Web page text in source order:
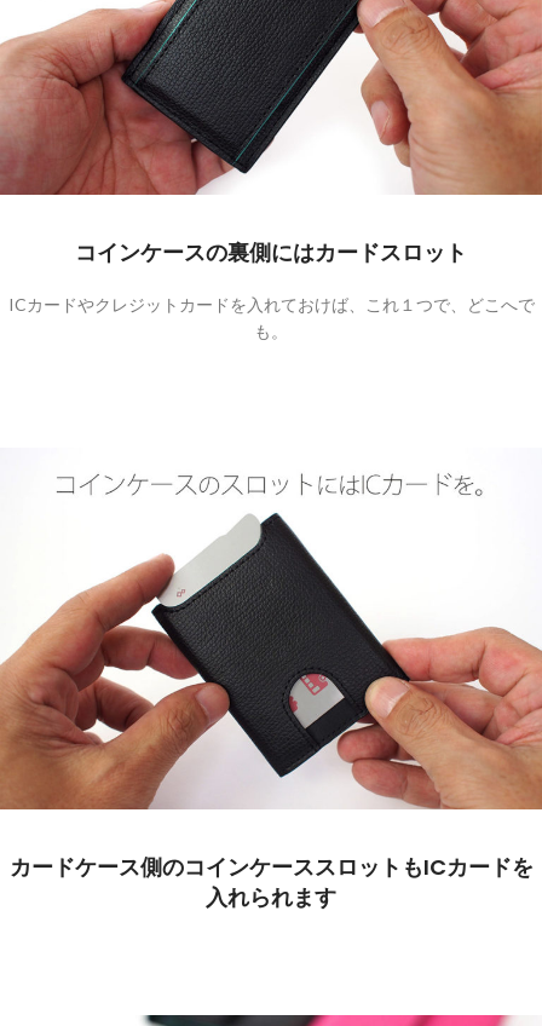
コインケースの裏側にはカードスロット
ICカードやクレジットカードを入れておけば、これ１つで、どこへで
も。
カードケース側のコインケーススロットもICカードを
入れられます